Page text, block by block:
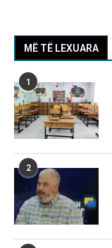
MË TË LEXUARA
1
2